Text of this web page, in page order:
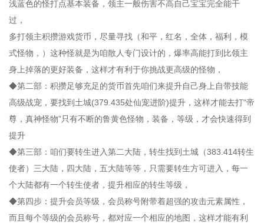
浅蓝色的怪打点基本装备，领主一般伤害不高自己宝宝完全能干
过，
多打领主积攒游戏货币，尽量寻找（和平，红名，全体，福利，模
式怪物，）这种怪就是为咱散人专门设计的，爆率高能打到比领主
身上掉落的更好装备，这样才有利于你挑战更高级的怪物，
◆第二部：积攒足够充足的货币首先咱们来提升自己身上自带技能
高级战宠，要找到土城(379.435处仙宠进阶)提升，这样才能去打“帝
尊，真神怪物”只有不断的鲁黄色怪物，装备，等级，才会快速得到
提升
◆第三部：咱们要转生进入第二大陆，转生找到土城（383.414转生
使者）三大陆，四大陆，五大陆等等，只需要转生方可进入，每一
个大陆都有一个转生使者，提升相应的转生等级，
◆第四步：提升会员等级，会员称号附带着超强的攻击元素属性，
而且每个等级的会员称号，都对应一个相应的地图，这样才能有利